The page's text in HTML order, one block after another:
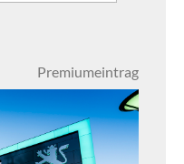
Premiumeintrag